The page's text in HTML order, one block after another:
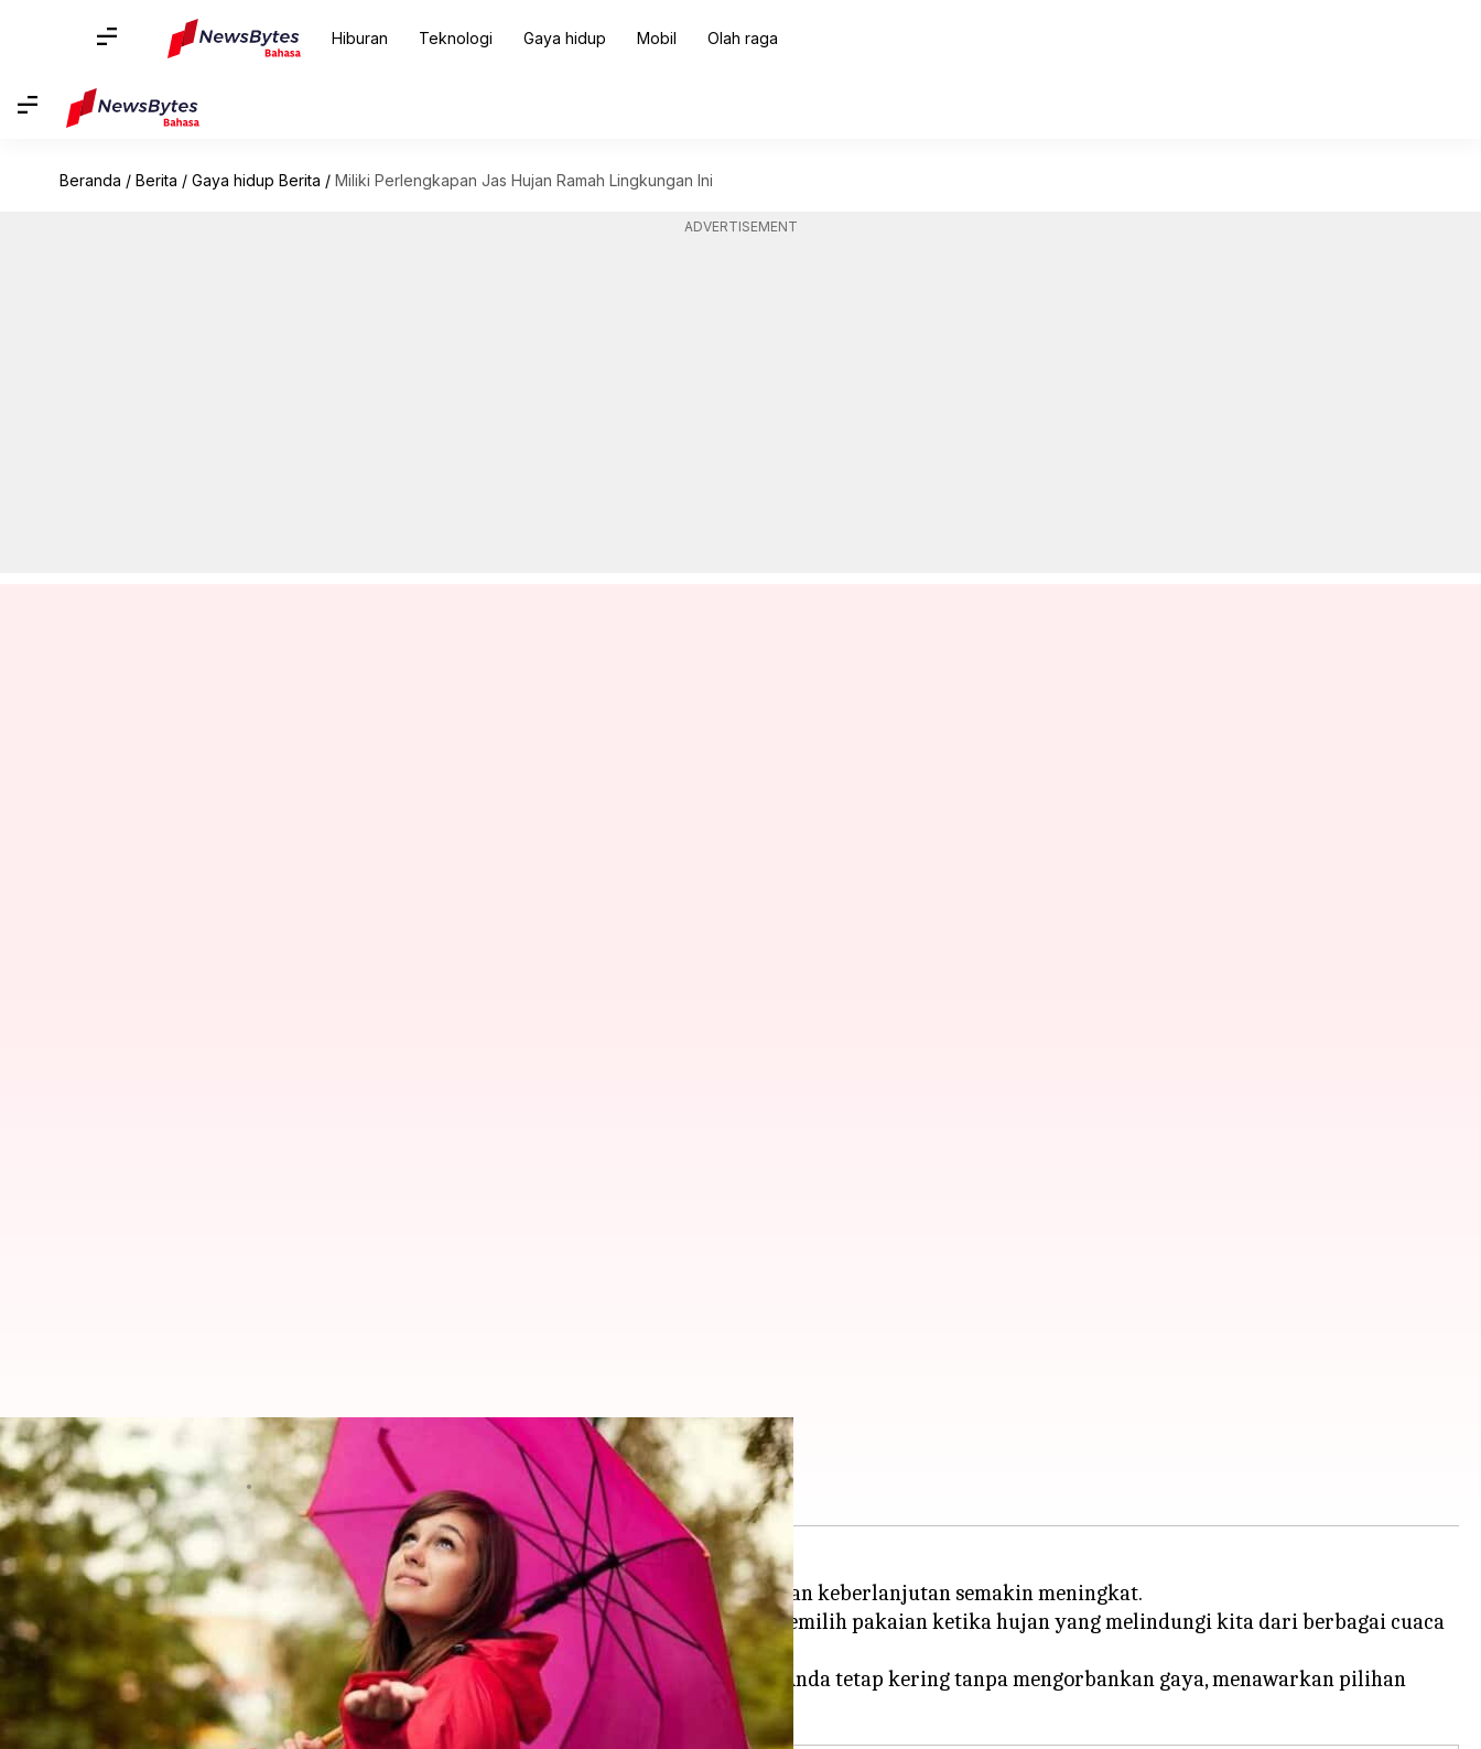
Hiburan Teknologi Gaya hidup Mobil Olah raga
Beranda / Berita / Gaya hidup Berita / Miliki Perlengkapan Jas Hujan Ramah Lingkungan Ini
ADVERTISEMENT
Miliki Perlengkapan Jas Hujan Ramah Lingkungan Ini
menulis Handoko Apr 10, 2024 11:47 am
Apa ceritanya
Saat musim hujan semakin dekat, pencarian jas hujan yang memadukan gaya dengan keberlanjutan semakin meningkat.
Dengan meningkatnya kepedulian terhadap lingkungan, semakin penting untuk memilih pakaian ketika hujan yang melindungi kita dari berbagai cuaca
dan melindungi tetap planet kita.
Artikel ini mengeksplorasi pilihan jas hujan ramah lingkungan yang memastikan Anda tetap kering tanpa mengorbankan gaya, menawarkan pilihan